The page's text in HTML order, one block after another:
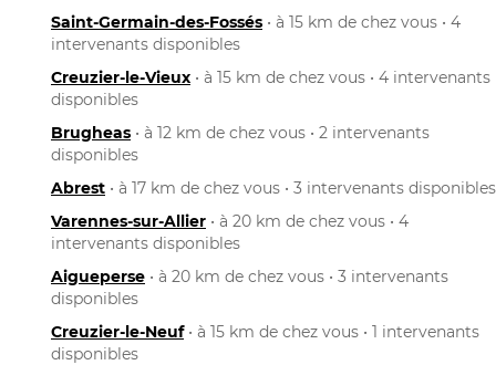
Saint-Germain-des-Fossés • à 15 km de chez vous • 4
intervenants disponibles
Creuzier-le-Vieux • à 15 km de chez vous • 4 intervenants
disponibles
Brugheas • à 12 km de chez vous • 2 intervenants
disponibles
Abrest • à 17 km de chez vous • 3 intervenants disponibles
Varennes-sur-Allier • à 20 km de chez vous • 4
intervenants disponibles
Aigueperse • à 20 km de chez vous • 3 intervenants
disponibles
Creuzier-le-Neuf• à 15 km de chez vous • 1 intervenants
disponibles